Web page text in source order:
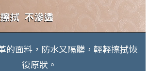
的面料，防水又隔髒，輕輕擦拭恢
復原狀。